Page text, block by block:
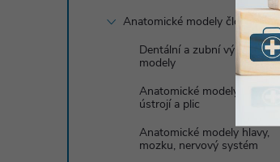
Anatomické modely člověka
Dentální a zubní výukové
modely
Anatomické modely dýchací
ústrojí a plic
Anatomické modely hlavy,
mozku, nervový systém